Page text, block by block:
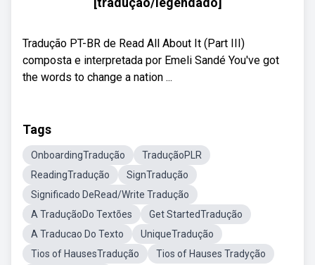
Tradução PT-BR de Read All About It (Part III)
composta e interpretada por Emeli Sandé You've got
the words to change a nation ...
Tags
OnboardingTradução
TraduçãoPLR
ReadingTradução
SignTradução
Significado DeRead/Write Tradução
A TraduçãoDo Textões
Get StartedTradução
A Traducao Do Texto
UniqueTradução
Tios of HausesTradução
Tios of Hauses Tradyção